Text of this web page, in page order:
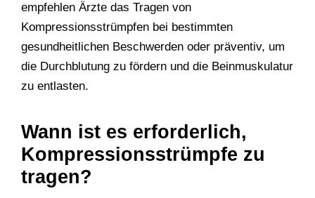
empfehlen Ärzte das Tragen von
Kompressionsstrümpfen bei bestimmten
gesundheitlichen Beschwerden oder präventiv, um
die Durchblutung zu fördern und die Beinmuskulatur
zu entlasten.
Wann ist es erforderlich,
Kompressionsstrümpfe zu
tragen?